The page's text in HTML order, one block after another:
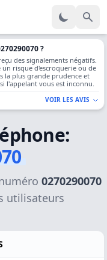
?
des signalements négatifs.
risque d'escroquerie ou de
la plus grande prudence et
l'appelant vous est inconnu.
VOIR LES AVIS
0270290070
utilisateurs